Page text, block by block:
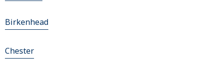
Birkenhead
Chester